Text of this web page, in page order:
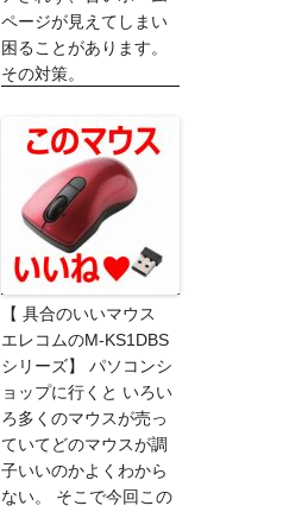
ページが見えてしまい
困ることがあります。
その対策。
【 具合のいいマウス
エレコムのM-KS1DBS
シリーズ】 パソコンシ
ョップに行くと いろい
ろ多くのマウスが売っ
ていてどのマウスが調
子いいのかよくわから
ない。 そこで今回この